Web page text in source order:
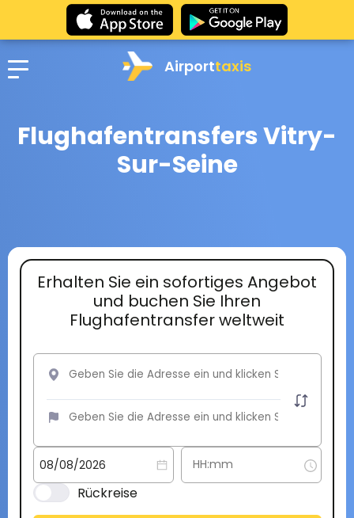
Airporttaxis
Flughafentransfers Vitry-
Sur-Seine
Erhalten Sie ein sofortiges Angebot
und buchen Sie Ihren
Flughafentransfer weltweit
Rückreise